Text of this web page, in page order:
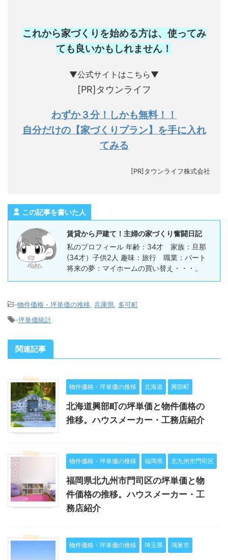
これから家づくりを始める方は、使ってみ
ても良いかもしれません ！
▼公式サイトはこちら▼
[PR]タウンライフ
わずか３分！しかも無料！！
自分だけの【家づくりプラン】を手に入れ
てみる
[PR]タウンライフ株式会社
この記事を書いた人
賃貸から戸建て！主婦の家づくり奮闘日記
私のプロフィール 年齢：34才 家族：旦那
(34才）子供2人 趣味：旅行 職業：パート
将来の夢：マイホームの買い替え・・・。
-物件価格・坪単価の推移, 兵庫県, 多可町
-坪単価統計
関連記事
物件価格・坪単価の推移 北海道 興部町
北海道興部町の坪単価と物件価格の
推移。ハウスメーカー・工務店紹介
物件価格・坪単価の推移 福岡県 北九州市門司区
福岡県北九州市門司区の坪単価と物
件価格の推移。ハウスメーカー・工
務店紹介
物件価格・坪単価の推移 埼玉県 鴻巣市